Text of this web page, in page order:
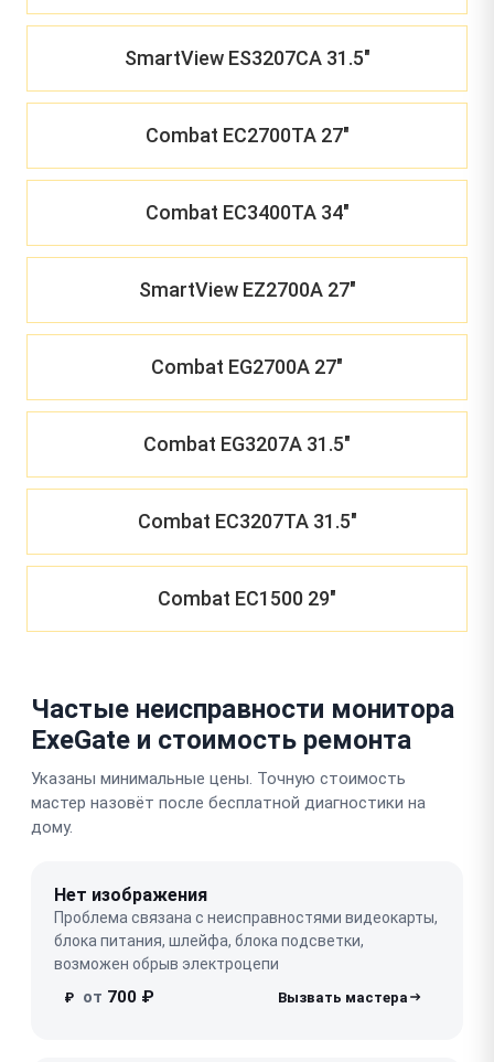
SmartView ES3207CA 31.5"
Combat EC2700TA 27"
Combat EC3400TA 34"
SmartView EZ2700A 27"
Combat EG2700A 27"
Combat EG3207A 31.5"
Combat EC3207TA 31.5"
Combat EC1500 29"
Частые неисправности монитора
ExeGate и стоимость ремонта
Указаны минимальные цены. Точную стоимость
мастер назовёт после бесплатной диагностики на
дому.
Нет изображения
Проблема связана с неисправностями видеокарты,
блока питания, шлейфа, блока подсветки,
возможен обрыв электроцепи
₽ от 700 ₽